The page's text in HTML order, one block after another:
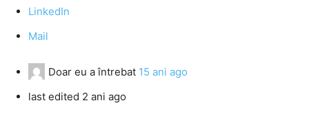
LinkedIn
Mail
Doar eu a întrebat 15 ani ago
last edited 2 ani ago